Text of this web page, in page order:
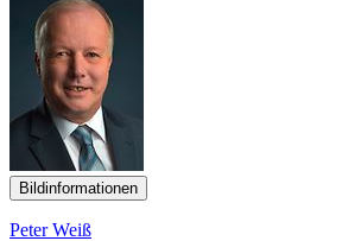
Bildinformationen
Peter Weiß